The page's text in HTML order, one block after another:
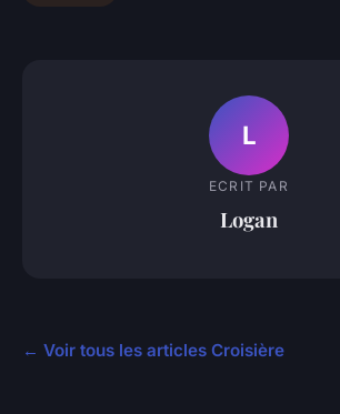
L
ECRIT PAR
Logan
← Voir tous les articles Croisière